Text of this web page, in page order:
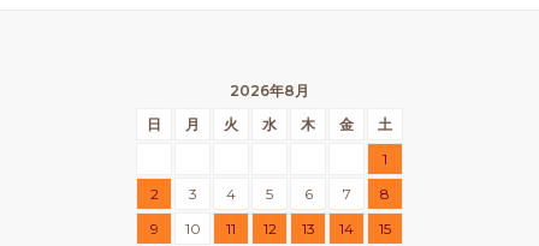
2026年8月
日
月 火 水 木 金
土
1
2
3 4 5 6 7
8
9
10 11 12 13 14
15